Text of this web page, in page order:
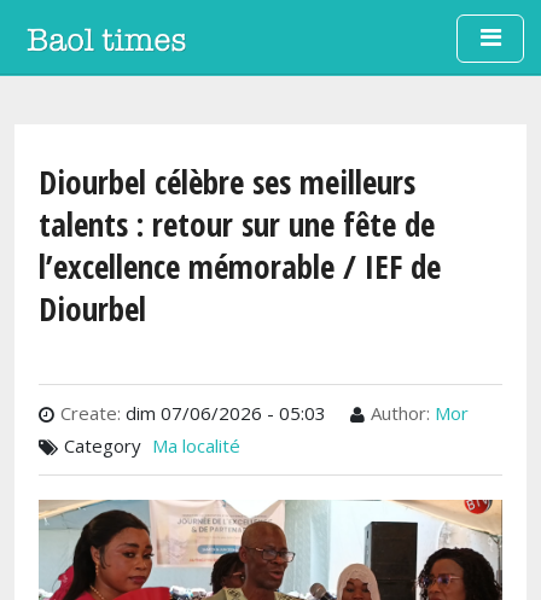
Aller au contenu principal
Diourbel célèbre ses meilleurs
talents : retour sur une fête de
l’excellence mémorable / IEF de
Diourbel
Create: dim 07/06/2026 - 05:03 Author: Mor
Category Ma localité